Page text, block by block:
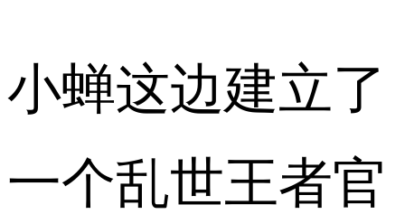
小蝉这边建立了
一个乱世王者官